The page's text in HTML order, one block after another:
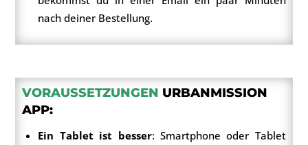
nach deiner Bestellung.
VORAUSSETZUNGEN URBANMISSION
APP:
Ein Tablet ist besser: Smartphone oder Tablet